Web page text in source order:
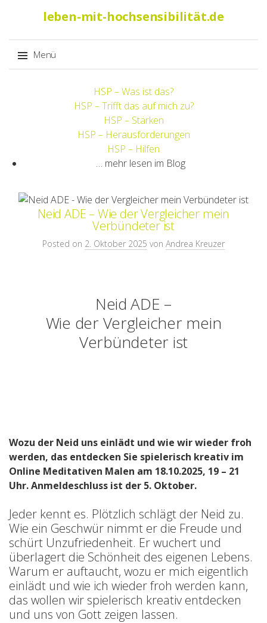
leben-mit-hochsensibilität.de
Menü
HSP – Was ist das?
HSP – Trifft das auf mich zu?
HSP – Stärken
HSP – Herausforderungen
HSP – Hilfen
… mehr lesen im Blog
Neid ADE – Wie der Vergleicher mein
Verbündeter ist
Posted on 2. Oktober 2025 von Andrea Kreuzer
Neid ADE –
Wie der Vergleicher mein
Verbündeter ist
Wozu der Neid uns einlädt und wie wir wieder froh
werden, das entdecken Sie spielerisch kreativ im
Online Meditativen Malen am 18.10.2025, 19 – 21
Uhr.Anmeldeschluss ist der 5. Oktober.
Jeder kennt es. Plötzlich schlägt der Neid zu.
Wie ein Geschwür nimmt er die Freude und
schürt Unzufriedenheit. Er wuchert und
überlagert die Schönheit des eigenen Lebens.
Warum er auftaucht, wozu er mich eigentlich
einlädt und wie ich wieder froh werden kann,
das wollen wir spielerisch kreativ entdecken
und uns von Gott zeigen lassen.